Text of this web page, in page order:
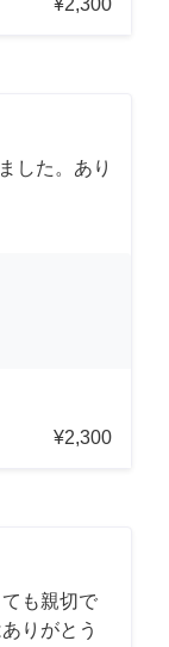
した。あり
¥2,300
も親切で
りがとう